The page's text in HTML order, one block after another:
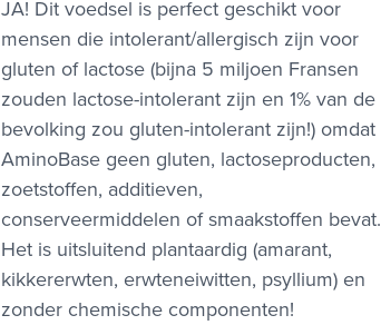
JA! Dit voedsel is perfect geschikt voor
mensen die intolerant/allergisch zijn voor
gluten of lactose (bijna 5 miljoen Fransen
zouden lactose-intolerant zijn en 1% van de
bevolking zou gluten-intolerant zijn!) omdat
AminoBase geen gluten, lactoseproducten,
zoetstoffen, additieven,
conserveermiddelen of smaakstoffen bevat.
Het is uitsluitend plantaardig (amarant,
kikkererwten, erwteneiwitten, psyllium) en
zonder chemische componenten!